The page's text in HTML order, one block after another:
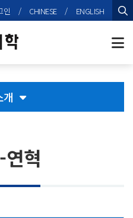
인 / CHINESE / ENGLISH
개
혁